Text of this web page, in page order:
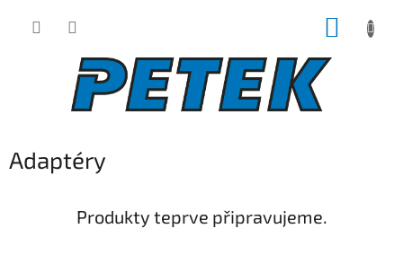
Adaptéry
Produkty teprve připravujeme.